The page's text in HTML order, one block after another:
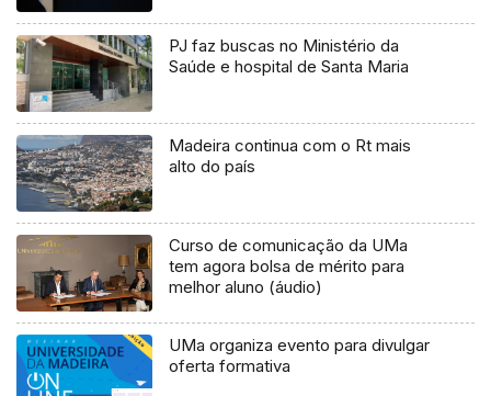
PJ faz buscas no Ministério da
Saúde e hospital de Santa Maria
Madeira continua com o Rt mais
alto do país
Curso de comunicação da UMa
tem agora bolsa de mérito para
melhor aluno (áudio)
UMa organiza evento para divulgar
oferta formativa